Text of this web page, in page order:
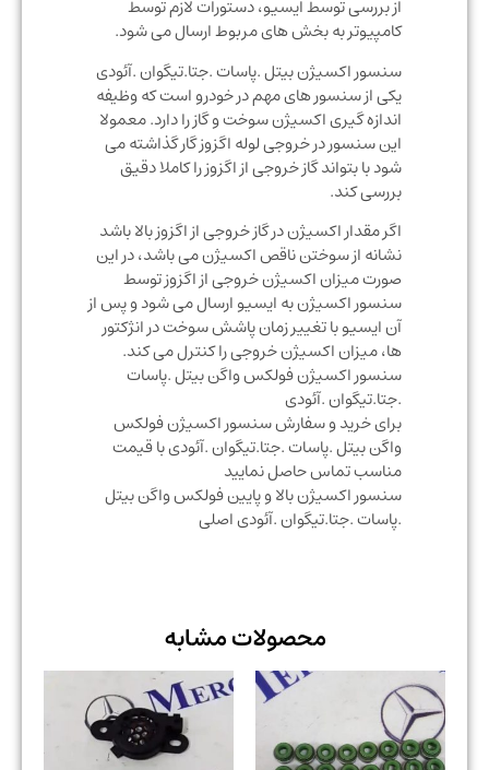
از بررسی توسط ایسیو، دستورات لازم توسط
کامپیوتر به بخش های مربوط ارسال می شود.
سنسور اکسیژن بیتل .پاسات .جتا.تیگوان .آئودی
یکی از سنسور های مهم در خودرو است که وظیفه
اندازه گیری اکسیژن سوخت و گاز را دارد. معمولا
این سنسور در خروجی لوله اگزوز گار گذاشته می
شود با بتواند گاز خروجی از اگزوز را کاملا دقیق
بررسی کند.
اگر مقدار اکسیژن در گاز خروجی از اگزوز بالا باشد
نشانه از سوختن ناقص اکسیژن می باشد، در این
صورت میزان اکسیژن خروجی از اگزوز توسط
سنسور اکسیژن به ایسیو ارسال می شود و پس از
آن ایسیو با تغییر زمان پاشش سوخت در انژکتور
ها، میزان اکسیژن خروجی را کنترل می کند.
سنسور اکسیژن فولکس واگن بیتل .پاسات
.جتا.تیگوان .آئودی
برای خرید و سفارش سنسور اکسیژن فولکس
واگن بیتل .پاسات .جتا.تیگوان .آئودی با قیمت
مناسب تماس حاصل نمایید
سنسور اکسیژن بالا و پایین فولکس واگن بیتل
.پاسات .جتا.تیگوان .آئودی اصلی
محصولات مشابه